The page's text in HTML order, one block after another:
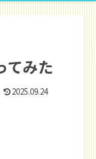
てみた
2025.09.24